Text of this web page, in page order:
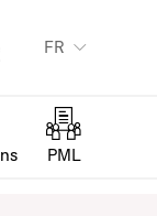
FR
PML